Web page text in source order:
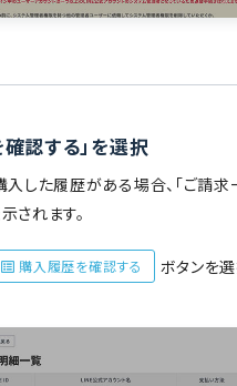
認する」を選択
入した履歴がある場合、「ご請求
されます。
購入履歴を確認する ボタンを選